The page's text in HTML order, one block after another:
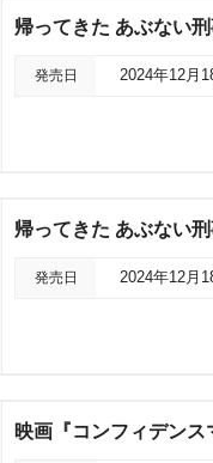
帰ってきた あぶない
発売日 2024年12月
帰ってきた あぶない
発売日 2024年12月
映画『コンフィデン